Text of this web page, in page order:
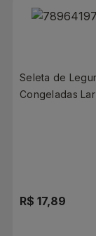
Seleta de
Congeladas Lar
R$ 17,89